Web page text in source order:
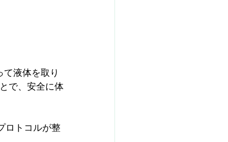
液体を取り
で、安全に体
ロトコルが整